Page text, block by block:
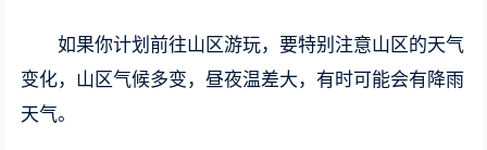
如果你计划前往山区游玩，要特别注意山区的天气
变化，山区气候多变，昼夜温差大，有时可能会有降雨
天气。